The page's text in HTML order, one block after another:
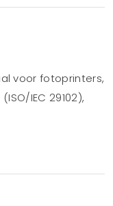
voor fotoprinters,
IEC 29102),